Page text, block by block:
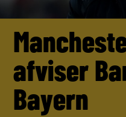
afviser
Bayern